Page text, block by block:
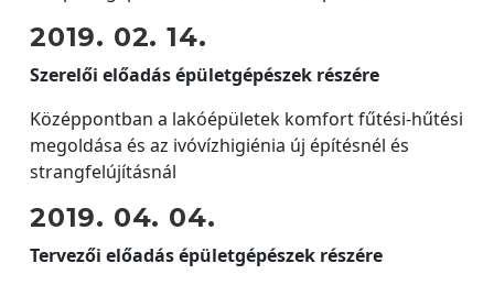
2019. 02. 14.
Szerelői előadás épületgépészek részére
Középpontban a lakóépületek komfort fűtési-hűtési
megoldása és az ivóvízhigiénia új építésnél és
strangfelújításnál
2019. 04. 04.
Tervezői előadás épületgépészek részére